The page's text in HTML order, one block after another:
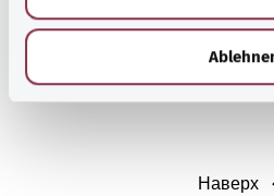
Узнать больше
Наверх